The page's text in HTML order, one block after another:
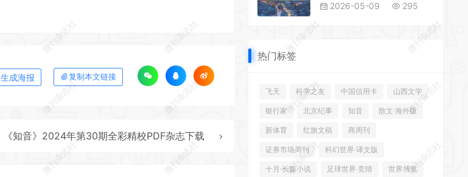
生成海报 复制本文链接
《知音》2024年第30期全彩精校PDF杂志下载
2026-05-09 295
热门标签
飞天 科学之友 中国信用卡 山西文学
银行家 北京纪事 知音 散文·海外版
新体育 红旗文稿 商周刊
证券市场周刊 科幻世界·译文版
十月·长篇小说 足球世界·竞猜 世界博览
微刊杂志社
微刊杂志社 微刊杂志社
微刊杂志社
微刊杂志社
微刊杂志社 微刊杂志社
微刊杂志社
微刊杂志社
微刊杂志社 微刊杂志社
微刊杂志社